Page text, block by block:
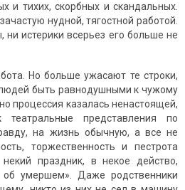
и тихих, скорбных и скандальных.
нудной, тягостной работой.
ни истерики всерьез его больше не
Но больше ужасают те строки,
быть равнодушными к чужому
процессия казалась ненастоящей,
театральные представления по
на жизнь обычную, а все не
торжественность и пестрота
праздник, в некое действо,
умершем». Даже родственники